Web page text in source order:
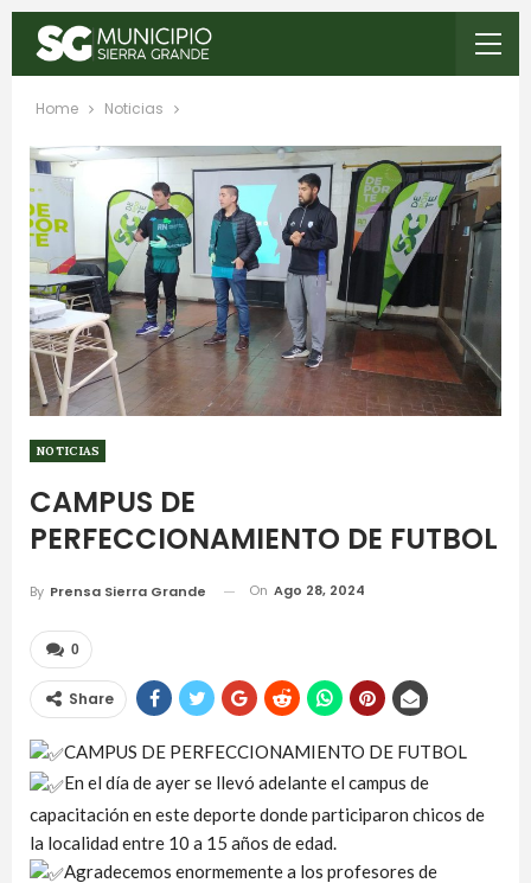
Home Noticias
NOTICIAS
CAMPUS DE
PERFECCIONAMIENTO DE FUTBOL
By Prensa Sierra Grande On Ago 28, 2024
0
Share
CAMPUS DE PERFECCIONAMIENTO DE FUTBOL
En el día de ayer se llevó adelante el campus de
capacitación en este deporte donde participaron chicos de
la localidad entre 10 a 15 años de edad.
Agradecemos enormemente a los profesores de